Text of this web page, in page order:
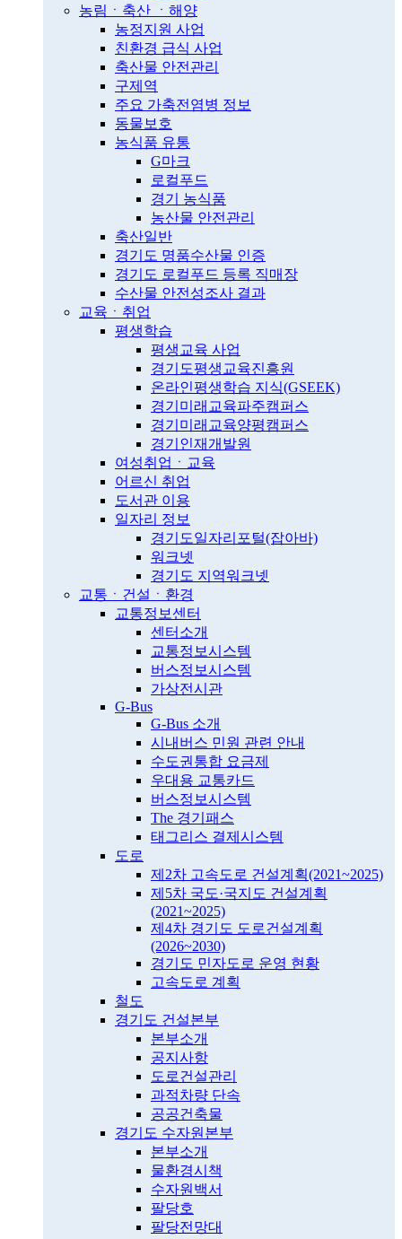
농림ㆍ축산 ㆍ해양
농정지원 사업
친환경 급식 사업
축산물 안전관리
구제역
주요 가축전염병 정보
동물보호
농식품 유통
G마크
로컬푸드
경기 농식품
농산물 안전관리
축산일반
경기도 명품수산물 인증
경기도 로컬푸드 등록 직매장
수산물 안전성조사 결과
교육ㆍ취업
평생학습
평생교육 사업
경기도평생교육진흥원
온라인평생학습 지식(GSEEK)
경기미래교육파주캠퍼스
경기미래교육양평캠퍼스
경기인재개발원
여성취업ㆍ교육
어르신 취업
도서관 이용
일자리 정보
경기도일자리포털(잡아바)
워크넷
경기도 지역워크넷
교통ㆍ건설ㆍ환경
교통정보센터
센터소개
교통정보시스템
버스정보시스템
가상전시관
G-Bus
G-Bus 소개
시내버스 민원 관련 안내
수도권통합 요금제
우대용 교통카드
버스정보시스템
The 경기패스
태그리스 결제시스템
도로
제2차 고속도로 건설계획(2021~2025)
제5차 국도·국지도 건설계획
(2021~2025)
제4차 경기도 도로건설계획
(2026~2030)
경기도 민자도로 운영 현황
고속도로 계획
철도
경기도 건설본부
본부소개
공지사항
도로건설관리
과적차량 단속
공공건축물
경기도 수자원본부
본부소개
물환경시책
수자원백서
팔당호
팔당전망대